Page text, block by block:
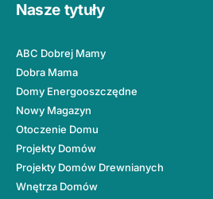
Nasze tytuły
ABC Dobrej Mamy
Dobra Mama
Domy Energooszczędne
Nowy Magazyn
Otoczenie Domu
Projekty Domów
Projekty Domów Drewnianych
Wnętrza Domów